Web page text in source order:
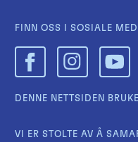
FINN OSS I SOSIALE
DENNE NETTSIDEN
VI ER STOLTE AV Å